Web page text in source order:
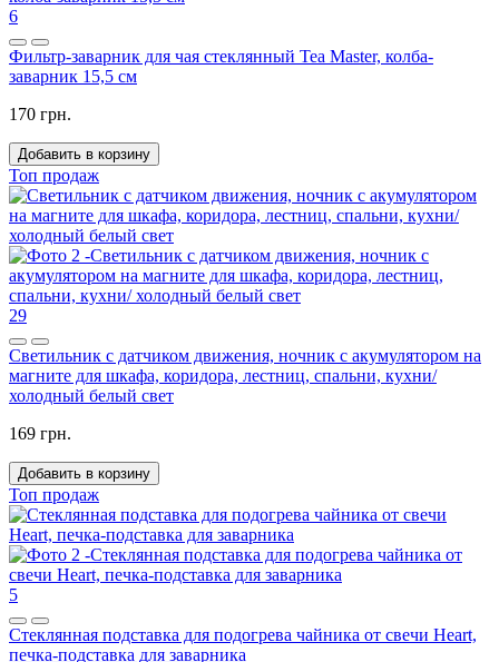
6
Фильтр-заварник для чая стеклянный Tea Master, колба-
заварник 15,5 см
170 грн.
Добавить в корзину
Топ продаж
29
Светильник с датчиком движения, ночник с акумулятором на
магните для шкафа, коридора, лестниц, спальни, кухни/
холодный белый свет
169 грн.
Добавить в корзину
Топ продаж
5
Стеклянная подставка для подогрева чайника от свечи Heart,
печка-подставка для заварника